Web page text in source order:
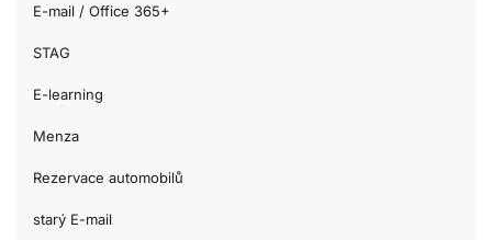
E-mail / Office 365+
STAG
E-learning
Menza
Rezervace automobilů
starý E-mail